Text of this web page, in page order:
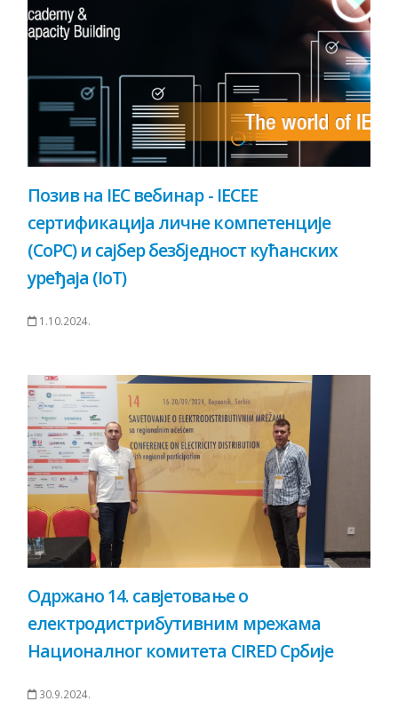
Позив на IEC вебинар - IECEE
сертификација личне компетенције
(CoPC) и сајбер безбједност кућанских
уређаја (IoT)
1.10.2024.
Одржано 14. савјетовање о
електродистрибутивним мрежама
Националног комитета CIRED Србије
30.9.2024.